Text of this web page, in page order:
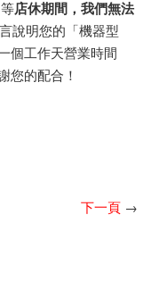
店休期間，我們無法
說明您的「機器型
個工作天營業時間
您的配合！
下一頁 →